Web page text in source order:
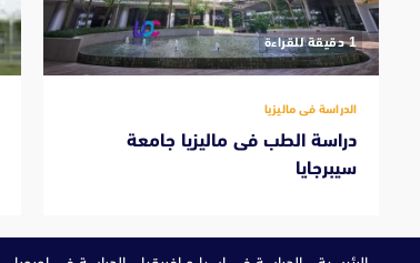
‫1 دقيقة للقراءة
الدراسة فى ماليزيا
دراسة الطب فى ماليزيا جامعة
سيبرجايا